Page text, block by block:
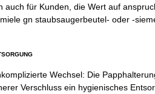
auch für Kunden, die Wert auf
gn staubsaugerbeutel- oder -
Wechsel: Die
Verschluss ein hygienisches